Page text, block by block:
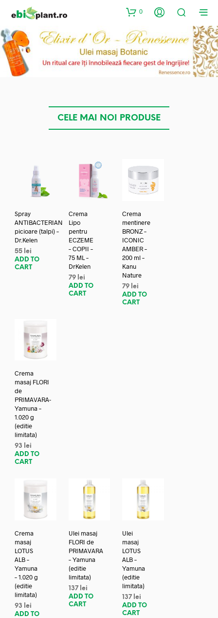
0
CELE MAI NOI PRODUSE
Spray
ANTIBACTERIAN
picioare (talpi) –
Dr.Kelen
55 lei
ADD TO
CART
Crema
Lipo
pentru
ECZEME
– COPII –
75 ML –
DrKelen
79 lei
ADD TO
CART
Crema
mentinere
BRONZ –
ICONIC
AMBER –
200 ml –
Kanu
Nature
79 lei
ADD TO
CART
Crema
masaj FLORI
de
PRIMAVARA-
Yamuna –
1.020 g
(editie
limitata)
93
lei
ADD TO
CART
Crema
masaj
LOTUS
ALB –
Yamuna
– 1.020 g
(editie
limitata)
93
lei
ADD TO
Ulei masaj
FLORI de
PRIMAVARA
– Yamuna
(editie
limitata)
137 lei
ADD TO
CART
Ulei
masaj
LOTUS
ALB –
Yamuna
(editie
limitata)
137 lei
ADD TO
CART